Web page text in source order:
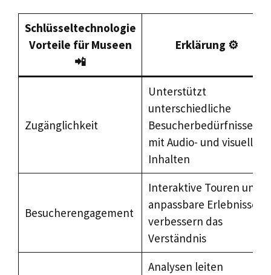
Schlüsseltechnologie
Vorteile für Museen
📲
Erklärung ⚙️
Zugänglichkeit
Unterstützt
unterschiedliche
Besucherbedürfnisse
mit Audio- und visuellen
Inhalten
Besucherengagement
Interaktive Touren und
anpassbare Erlebnisse
verbessern das
Verständnis
Analysen leiten